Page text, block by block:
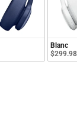
Blanc
$299.98